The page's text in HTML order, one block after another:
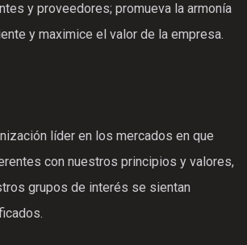
y proveedores; promueva la armonía
y maximice el valor de la empresa.
líder en los mercados en que
con nuestros principios y valores,
grupos de interés se sientan